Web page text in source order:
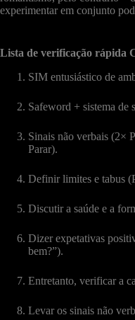
experimentar em conjunto
Lista de verificação rápida
SIM entusiástico de
Safeword + sistema de
Sinais não verbais (2×
Parar).
Definir limites e tabus
Discutir a saúde e a
Dizer expetativas
bem?”).
Entretanto, verificar a
Levar os sinais não